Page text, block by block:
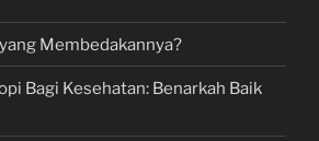
Membedakannya?
Bagi Kesehatan: Benarkah Baik